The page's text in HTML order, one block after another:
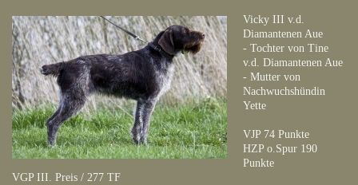
Vicky III v.d.
Diamantenen Aue
- Tochter von Tine
v.d. Diamantenen Aue
- Mutter von
Nachwuchshündin
Yette
VJP 74 Punkte
HZP o.Spur 190
Punkte
VGP III. Preis / 277 TF